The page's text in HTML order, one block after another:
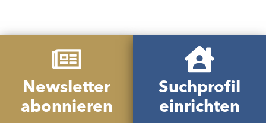
Newsletter
abonnieren
Suchprofil
einrichten